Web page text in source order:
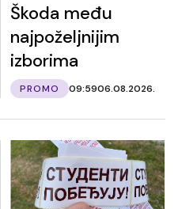
Škoda među
najpoželjnijim
izborima
PROMO 09:5906.08.2026.